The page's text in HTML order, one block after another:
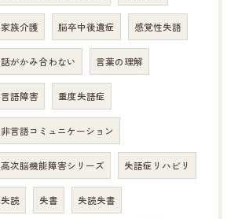
家族介護 脳卒中後遺症 感覚性失語
話がかみ合わない 言葉の理解
言語障害 重度失語症
非言語コミュニケーション
高次脳機能障害シリーズ 失語症リハビリ
失読 失書 失読失書